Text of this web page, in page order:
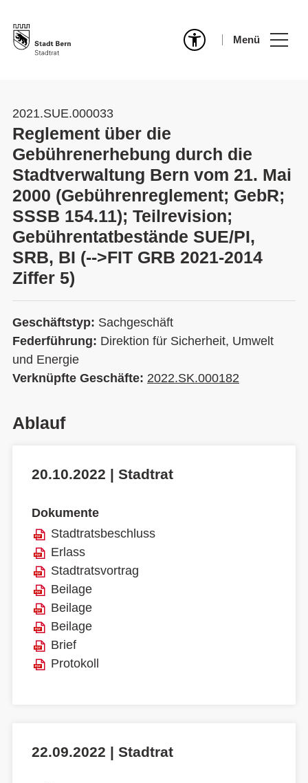
Menü
2021.SUE.000033
Reglement über die
Gebührenerhebung durch die
Stadtverwaltung Bern vom 21. Mai
2000 (Gebührenreglement; GebR;
SSSB 154.11); Teilrevision;
Gebührentatbestände SUE/PI,
SRB, BI (-->FIT GRB 2021-2014
Ziffer 5)
Geschäftstyp: Sachgeschäft
Federführung: Direktion für Sicherheit, Umwelt
und Energie
Verknüpfte Geschäfte: 2022.SK.000182
Ablauf
20.10.2022 | Stadtrat
Dokumente
Stadtratsbeschluss
Erlass
Stadtratsvortrag
Beilage
Beilage
Beilage
Brief
Protokoll
22.09.2022 | Stadtrat